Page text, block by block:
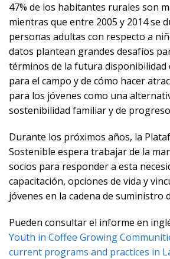
47% de los habitantes rurales son
mientras que entre 2005 y 2014 se
personas adultas con respecto a
datos plantean grandes desafíos
términos de la futura disponibilidad
para el campo y de cómo hacer
para los jóvenes como una
sostenibilidad familiar y de
Durante los próximos años, la
Sostenible espera trabajar de la
socios para responder a esta
capacitación, opciones de vida y
jóvenes en la cadena de suministro
Pueden consultar el informe en
Youth in Coffee Growing
current programs and practices in